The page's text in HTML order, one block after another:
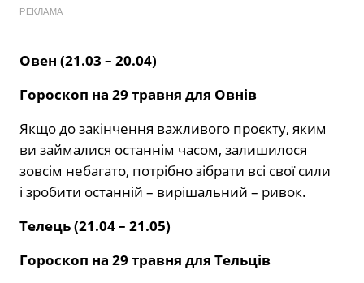
РЕКЛАМА
Овен (21.03 – 20.04)
Гороскоп на 29 травня для Овнів
Якщо до закінчення важливого проєкту, яким
ви займалися останнім часом, залишилося
зовсім небагато, потрібно зібрати всі свої сили
і зробити останній – вирішальний – ривок.
Телець (21.04 – 21.05)
Гороскоп на 29 травня для Тельців